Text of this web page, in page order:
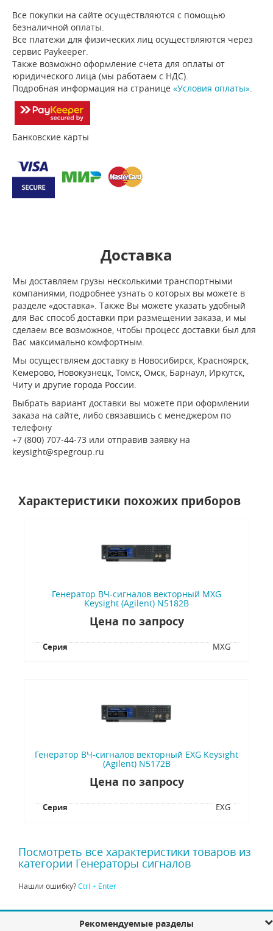
Все покупки на сайте осуществляются с помощью
безналичной оплаты.
Все платежи для физических лиц осуществляются через
сервис Paykeeper.
Также возможно оформление счета для оплаты от
юридического лица (мы работаем с НДС).
Подробная информация на странице «Условия оплаты»
Банковские карты
Доставка
Мы доставляем грузы несколькими транспортными
компаниями, подробнее узнать о которых вы можете в
разделе «доставка». Также Вы можете указать удобный
для Вас способ доставки при размещении заказа, и мы
сделаем все возможное, чтобы процесс доставки был для
Вас максимально комфортным.
Мы осуществляем доставку в Новосибирск, Красноярск,
Кемерово, Новокузнецк, Томск, Омск, Барнаул, Иркутск,
Читу и другие города России.
Выбрать вариант доставки вы можете при оформлении
заказа на сайте, либо связавшись с менеджером по
телефону
+7 (800) 707-44-73 или отправив заявку на
keysight@spegroup.ru
Характеристики похожих приборов
Генератор ВЧ-сигналов векторный MXG
Keysight (Agilent) N5182B
Цена по запросу
Серия MXG
Генератор ВЧ-сигналов векторный EXG Keysight
(Agilent) N5172B
Цена по запросу
Серия EXG
Посмотреть все характеристики товаров из
категории Генераторы сигналов
Нашли ошибку?Ctrl + Enter
Рекомендуемые разделы